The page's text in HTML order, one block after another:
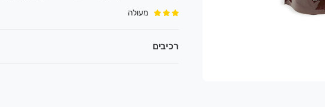
מעולה
רכיבים